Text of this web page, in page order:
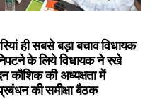
ही सबसे बड़ा बचाव विधायक
के लिये विधायक ने रखे
कौशिक की अध्यक्षता में
की समीक्षा बैठक